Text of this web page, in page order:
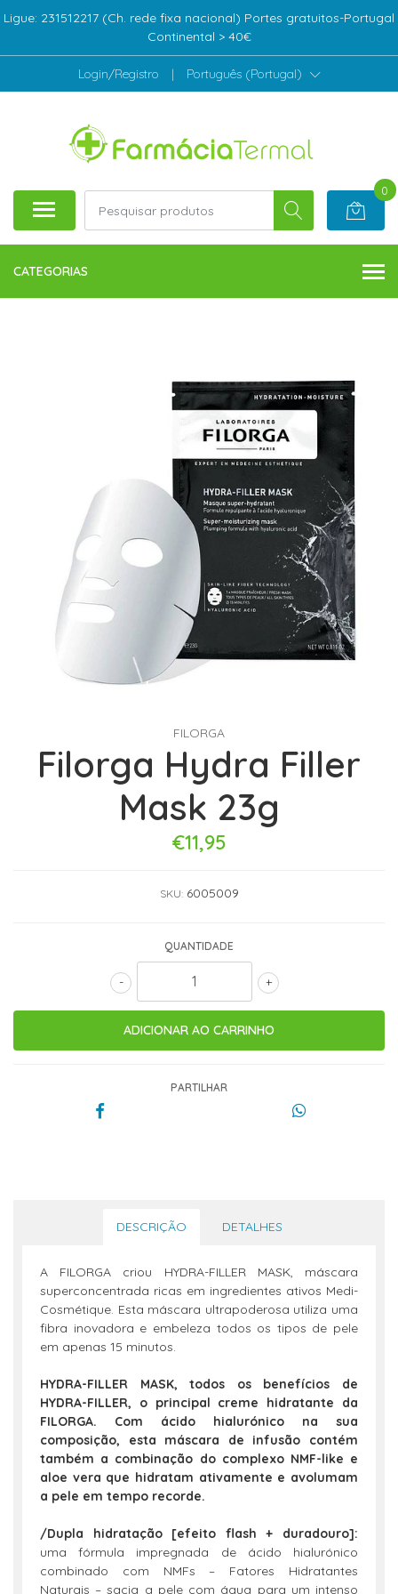
Ligue: 231512217 (Ch. rede fixa nacional) Portes gratuitos-Portugal
Continental > 40€
Login/Registro | Português (Portugal)
0
CATEGORIAS
FILORGA
Filorga Hydra Filler
Mask 23g
€11,95
SKU: 6005009
QUANTIDADE
+
-
PARTILHAR
DESCRIÇÃO DETALHES
A FILORGA criou HYDRA-FILLER MASK, máscara
superconcentrada ricas em ingredientes ativos Medi-
Cosmétique. Esta máscara ultrapoderosa utiliza uma
fibra inovadora e embeleza todos os tipos de pele
em apenas 15 minutos.
HYDRA-FILLER MASK, todos os benefícios de
HYDRA-FILLER, o principal creme hidratante da
FILORGA. Com ácido hialurónico na sua
composição, esta máscara de infusão contém
também a combinação do complexo NMF-like e
aloe vera que hidratam ativamente e avolumam
a pele em tempo recorde.
/Dupla hidratação [efeito flash + duradouro]:
uma fórmula impregnada de ácido hialurónico
combinado com NMFs – Fatores Hidratantes
Naturais – sacia a pele com água para um intenso